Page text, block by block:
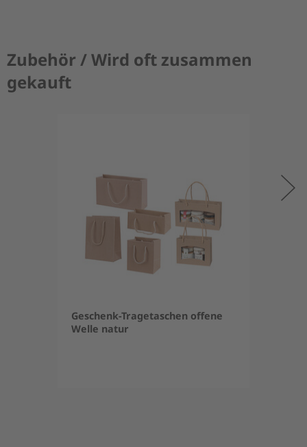
Zubehör / Wird oft zusammen
gekauft
Geschenk-Tragetaschen offene
Welle natur